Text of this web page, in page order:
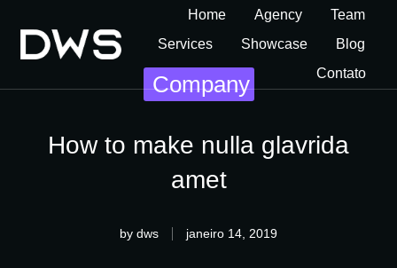
Home Agency
Team
Services
Showcase
Blog
Contato
Company
How to make nulla glavrida
amet
by dws janeiro 14, 2019